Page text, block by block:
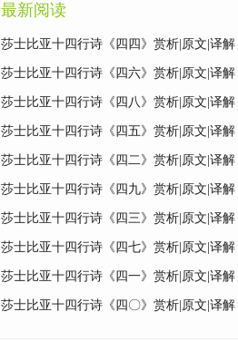
最新阅读
莎士比亚十四行诗《四四》赏析|原文|译解
莎士比亚十四行诗《四六》赏析|原文|译解
莎士比亚十四行诗《四八》赏析|原文|译解
莎士比亚十四行诗《四五》赏析|原文|译解
莎士比亚十四行诗《四二》赏析|原文|译解
莎士比亚十四行诗《四九》赏析|原文|译解
莎士比亚十四行诗《四三》赏析|原文|译解
莎士比亚十四行诗《四七》赏析|原文|译解
莎士比亚十四行诗《四一》赏析|原文|译解
莎士比亚十四行诗《四〇》赏析|原文|译解